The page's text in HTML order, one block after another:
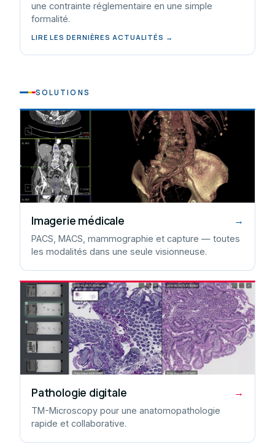
une contrainte réglementaire en une simple
formalité.
LIRE LES DERNIÈRES ACTUALITÉS →
SOLUTIONS
Imagerie médicale →
PACS, MACS, mammographie et capture — toutes
les modalités dans une seule visionneuse.
Pathologie digitale →
TM-Microscopy pour une anatomopathologie
rapide et collaborative.